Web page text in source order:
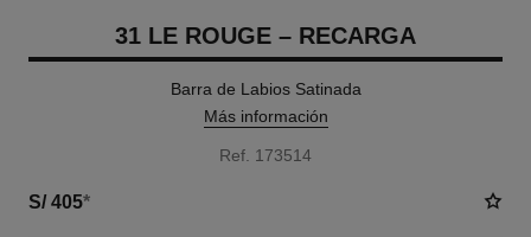
31 LE ROUGE – RECARGA
Barra de Labios Satinada
Más información
Ref. 173514
S/ 405*